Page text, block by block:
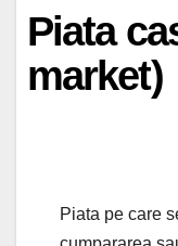
Piata
market)
Piata pe care